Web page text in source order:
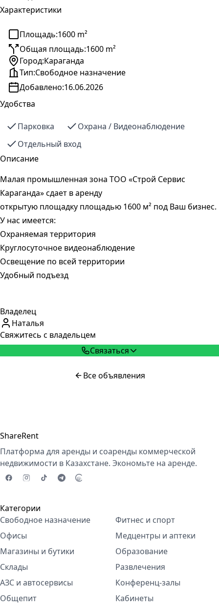
Характеристики
Площадь:1600 m²
Общая площадь:1600 m²
Город:Караганда
Тип:Свободное назначение
Добавлено:16.06.2026
Удобства
Парковка
Охрана / Видеонаблюдение
Отдельный вход
Описание
Малая промышленная зона ТОО «Строй Сервис
Караганда» сдает в аренду
открытую площадку площадью 1600 м² под Ваш бизнес.
У нас имеется:
Охраняемая территория
Круглосуточное видеонаблюдение
Освещение по всей территории
Удобный подъезд
Владелец
Наталья
Свяжитесь с владельцем
Связаться
Все объявления
ShareRent
Платформа для аренды и соаренды коммерческой
недвижимости в Казахстане. Экономьте на аренде.
Категории
Свободное назначение
Офисы
Магазины и бутики
Склады
АЗС и автосервисы
Общепит
Фитнес и спорт
Медцентры и аптеки
Образование
Развлечения
Конференц-залы
Кабинеты